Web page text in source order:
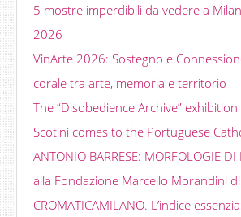
5 mostre imperdibili da vedere a
2026
VinArte 2026: Sostegno e
corale tra arte, memoria e territorio
The “Disobedience Archive”
Scotini comes to the Portuguese
ANTONIO BARRESE: MORFOLOGIE
alla Fondazione Marcello Morandini
CROMATICAMILANO. L’indice